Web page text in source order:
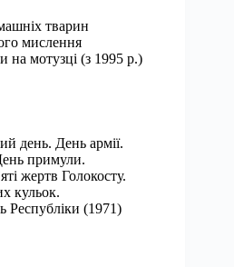
тварин
мислення
на мотузці (з 1995 р.)
день. День армії.
примули.
жертв Голокосту.
кульок.
Республіки (1971)